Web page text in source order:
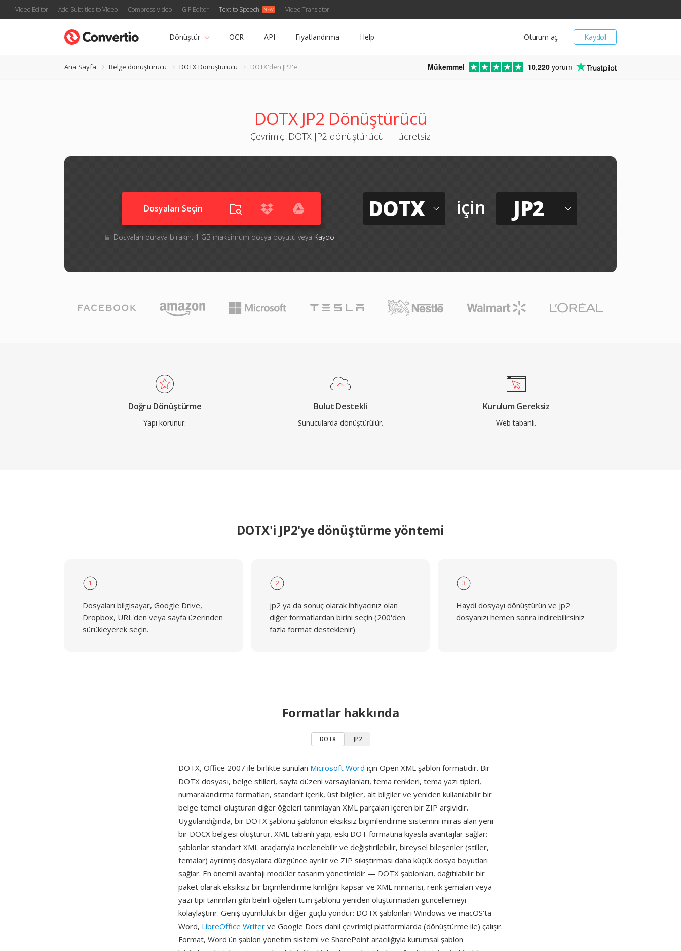
Video Editor Add Subtitles to Video Compress Video GIF Editor Text to Speech Video Translator
Kaydol
Oturum aç
Dönüştür OCR API Fiyatlandırma Help
Ana Sayfa Belge dönüştürücü DOTX Dönüştürücü DOTX'den JP2'e Mükemmel 10,220 yorum
DOTX JP2 Dönüştürücü
Çevrimiçi DOTX JP2 dönüştürücü — ücretsiz
Dosyaları Seçin
Dosyaları buraya bırakın. 1 GB maksimum dosya boyutu veya Kaydol
DOTX için JP2
Doğru Dönüştürme
Yapı korunur.
Bulut Destekli
Sunucularda dönüştürülür.
Kurulum Gereksiz
Web tabanlı.
DOTX'i JP2'ye dönüştürme yöntemi
1
Dosyaları bilgisayar, Google Drive,
Dropbox, URL'den veya sayfa üzerinden
sürükleyerek seçin.
2
jp2 ya da sonuç olarak ihtiyacınız olan
diğer formatlardan birini seçin (200'den
fazla format desteklenir)
3
Haydi dosyayı dönüştürün ve jp2
dosyanızı hemen sonra indirebilirsiniz
Formatlar hakkında
DOTX JP2
DOTX, Office 2007 ile birlikte sunulan Microsoft Word için Open XML şablon formatıdır. Bir
DOTX dosyası, belge stilleri, sayfa düzeni varsayılanları, tema renkleri, tema yazı tipleri,
numaralandırma formatları, standart içerik, üst bilgiler, alt bilgiler ve yeniden kullanılabilir bir
belge temeli oluşturan diğer öğeleri tanımlayan XML parçaları içeren bir ZIP arşividir.
Uygulandığında, bir DOTX şablonu şablonun eksiksiz biçimlendirme sistemini miras alan yeni
bir DOCX belgesi oluşturur. XML tabanlı yapı, eski DOT formatına kıyasla avantajlar sağlar:
şablonlar standart XML araçlarıyla incelenebilir ve değiştirilebilir, bireysel bileşenler (stiller,
temalar) ayrılmış dosyalara düzgünce ayrılır ve ZIP sıkıştırması daha küçük dosya boyutları
sağlar. En önemli avantajı modüler tasarım yönetimidir — DOTX şablonları, dağıtılabilir bir
paket olarak eksiksiz bir biçimlendirme kimliğini kapsar ve XML mimarisi, renk şemaları veya
yazı tipi tanımları gibi belirli öğeleri tüm şablonu yeniden oluşturmadan güncellemeyi
kolaylaştırır. Geniş uyumluluk bir diğer güçlü yöndür: DOTX şablonları Windows ve macOS'ta
Word, LibreOffice Writer ve Google Docs dahil çevrimiçi platformlarda (dönüştürme ile) çalışır.
Format, Word'ün şablon yönetim sistemi ve SharePoint aracılığıyla kurumsal şablon